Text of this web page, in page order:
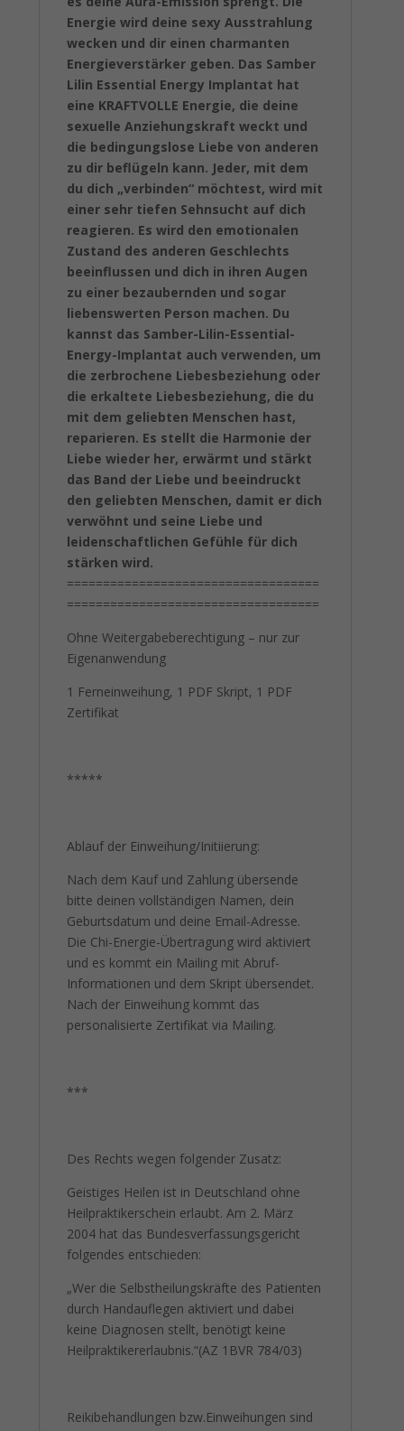
Energie wird deine sexy Ausstrahlung
wecken und dir einen charmanten
Energieverstärker geben. Das Samber
Lilin Essential Energy Implantat hat
eine KRAFTVOLLE Energie, die deine
sexuelle Anziehungskraft weckt und
die bedingungslose Liebe von anderen
zu dir beflügeln kann. Jeder, mit dem
du dich „verbinden“ möchtest, wird mit
einer sehr tiefen Sehnsucht auf dich
reagieren. Es wird den emotionalen
Zustand des anderen Geschlechts
beeinflussen und dich in ihren Augen
zu einer bezaubernden und sogar
liebenswerten Person machen. Du
kannst das Samber-Lilin-Essential-
Energy-Implantat auch verwenden, um
die zerbrochene Liebesbeziehung oder
die erkaltete Liebesbeziehung, die du
mit dem geliebten Menschen hast,
reparieren. Es stellt die Harmonie der
Liebe wieder her, erwärmt und stärkt
das Band der Liebe und beeindruckt
den geliebten Menschen, damit er dich
verwöhnt und seine Liebe und
leidenschaftlichen Gefühle für dich
stärken wird.
===================================
===================================
Ohne Weitergabeberechtigung – nur zur
Eigenanwendung
1 Ferneinweihung, 1 PDF Skript, 1 PDF
Zertifikat
*****
Ablauf der Einweihung/Initiierung:
Nach dem Kauf und Zahlung übersende
bitte deinen vollständigen Namen, dein
Geburtsdatum und deine Email-Adresse.
Die Chi-Energie-Übertragung wird aktiviert
und es kommt ein Mailing mit Abruf-
Informationen und dem Skript übersendet.
Nach der Einweihung kommt das
personalisierte Zertifikat via Mailing.
***
Des Rechts wegen folgender Zusatz:
Geistiges Heilen ist in Deutschland ohne
Heilpraktikerschein erlaubt. Am 2. März
2004 hat das Bundesverfassungsgericht
folgendes entschieden:
„Wer die Selbstheilungskräfte des Patienten
durch Handauflegen aktiviert und dabei
keine Diagnosen stellt, benötigt keine
Heilpraktikererlaubnis.“(AZ 1BVR 784/03)
Reikibehandlungen bzw.Einweihungen sind